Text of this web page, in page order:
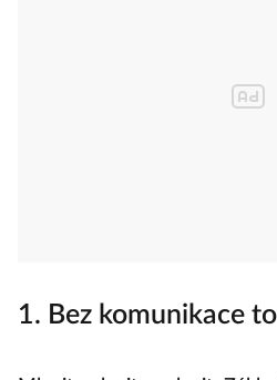
1. Bez komunikace